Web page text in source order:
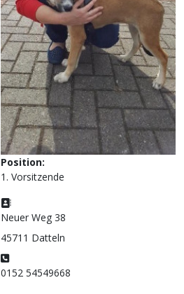
Position:
1. Vorsitzende
Adresse:
Neuer Weg 38
45711 Datteln
Telefon:
0152 54549668